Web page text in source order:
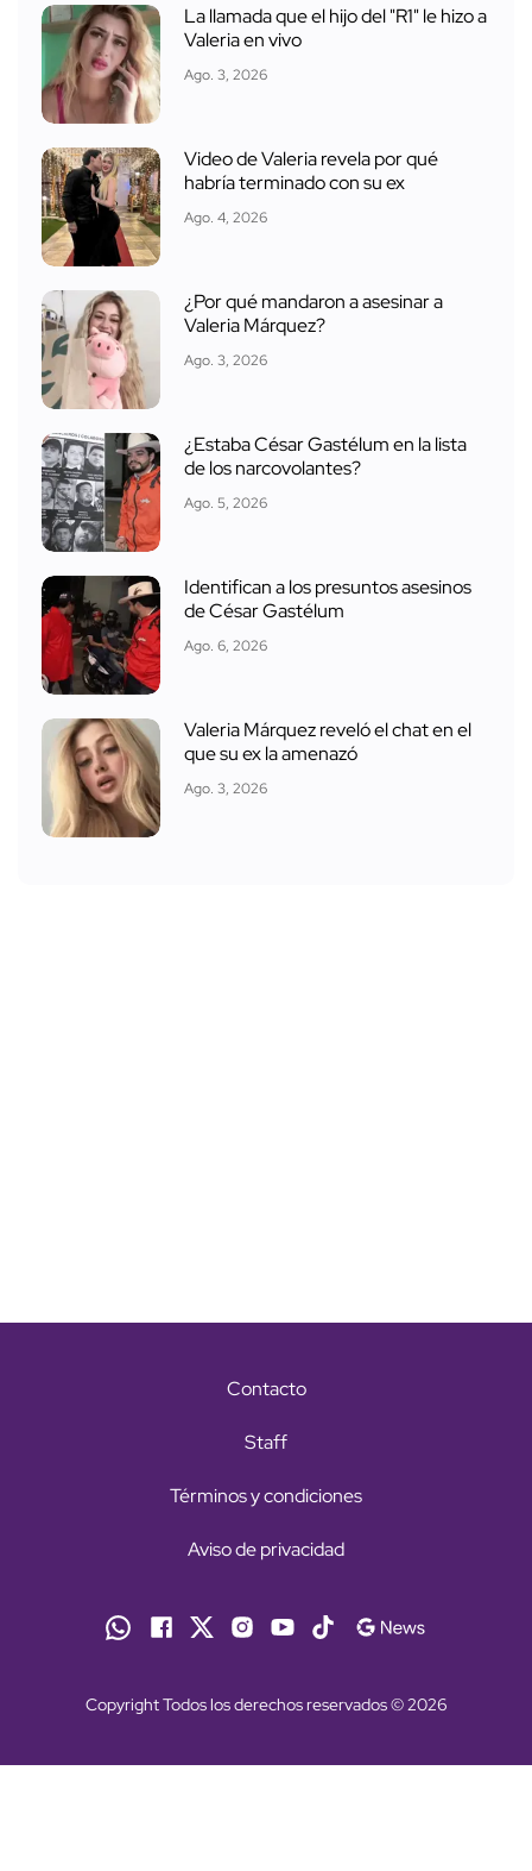
La llamada que el hijo del "R1" le hizo a
Valeria en vivo
Ago. 3, 2026
Video de Valeria revela por qué
habría terminado con su ex
Ago. 4, 2026
¿Por qué mandaron a asesinar a
Valeria Márquez?
Ago. 3, 2026
¿Estaba César Gastélum en la lista
de los narcovolantes?
Ago. 5, 2026
Identifican a los presuntos asesinos
de César Gastélum
Ago. 6, 2026
Valeria Márquez reveló el chat en el
que su ex la amenazó
Ago. 3, 2026
Contacto
Staff
Términos y condiciones
Aviso de privacidad
Copyright Todos los derechos reservados © 2026